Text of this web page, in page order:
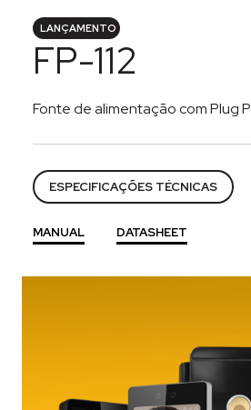
FP-112
LANÇAMENTO
Fonte de alimentação com Plug
ESPECIFICAÇÕES TÉCNICAS
MANUAL DATASHEET